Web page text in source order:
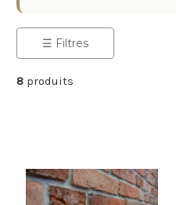
☰ Filtres
8 produits